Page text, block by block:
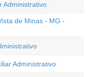
Administrativo
de Minas - MG -
Administrativo